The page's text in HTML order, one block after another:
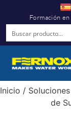
Formación
Inicio /
de